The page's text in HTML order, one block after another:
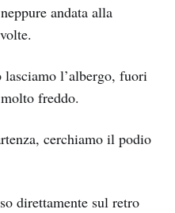
andata alla
l’albergo, fuori
freddo.
cerchiamo il podio
direttamente sul retro